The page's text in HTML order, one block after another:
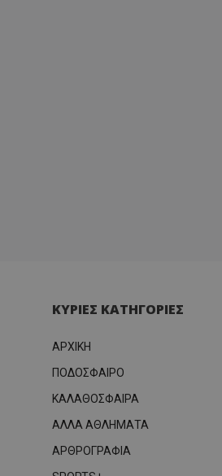
ΚΥΡΙΕΣ ΚΑΤΗΓΟΡΙΕΣ
ΑΡΧΙΚΗ
ΠΟΔΟΣΦΑΙΡΟ
ΚΑΛΑΘΟΣΦΑΙΡΑ
ΑΛΛΑ ΑΘΛΗΜΑΤΑ
ΑΡΘΡΟΓΡΑΦΙΑ